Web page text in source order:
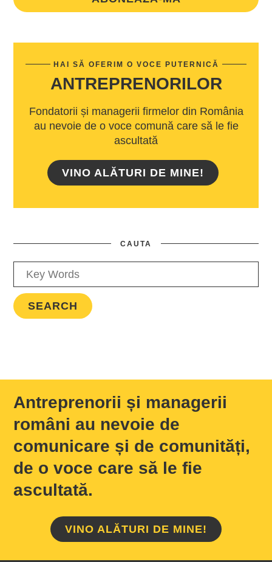
HAI SĂ OFERIM O VOCE PUTERNICĂ
ANTREPRENORILOR
Fondatorii și managerii firmelor din România
au nevoie de o voce comună care să le fie
ascultată
VINO ALĂTURI DE MINE!
CAUTA
Antreprenorii și managerii
români au nevoie de
comunicare și de comunități,
de o voce care să le fie
ascultată.
VINO ALĂTURI DE MINE!